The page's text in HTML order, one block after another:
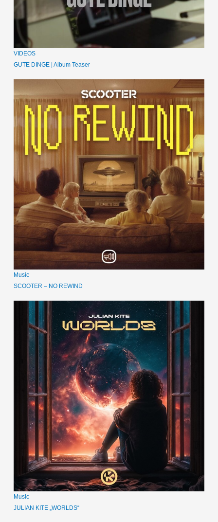
VIDEOS
GUTE DINGE | Album Teaser
Music
SCOOTER – NO REWIND
Music
JULIAN KITE „WORLDS“